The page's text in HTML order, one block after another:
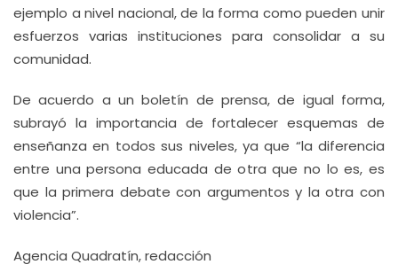
ejemplo a nivel nacional, de la forma como pueden unir
esfuerzos varias instituciones para consolidar a su
comunidad.
De acuerdo a un boletín de prensa, de igual forma,
subrayó la importancia de fortalecer esquemas de
enseñanza en todos sus niveles, ya que “la diferencia
entre una persona educada de otra que no lo es, es
que la primera debate con argumentos y la otra con
violencia”.
Agencia Quadratín, redacción